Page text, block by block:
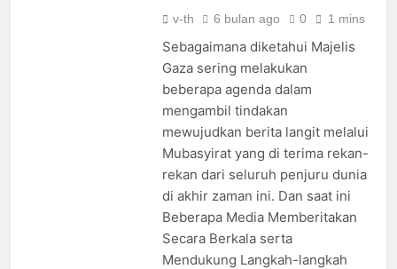
ﷻ TurunMimpi 5 Pemuda
ﷺ Bersabda Bahwa
Muslim Indonesia
Sebagai Pembebas Al
Quds
3 Hari Ago
Negara Asing (Bukan
Pakistan) Namun
Tampak Religius:
Isyarat Titik
Kebangkitan Islam
dari Timur
4 Hari Ago
Ujian Pangan :
Isyarat untuk
Percepatan Lumbung
Pangan di Tanah
Uzlah
4 Hari Ago
Isyarat Bahwa Al-
Estafet Perjuangan
dari Para
Pembantunya
v-th 6 bulan ago 0 1 mins
Sebagaimana diketahui Majelis
Gaza sering melakukan
beberapa agenda dalam
mengambil tindakan
mewujudkan berita langit melalui
Mubasyirat yang di terima rekan-
rekan dari seluruh penjuru dunia
di akhir zaman ini. Dan saat ini
Beberapa Media Memberitakan
Secara Berkala serta
Mendukung Langkah-langkah